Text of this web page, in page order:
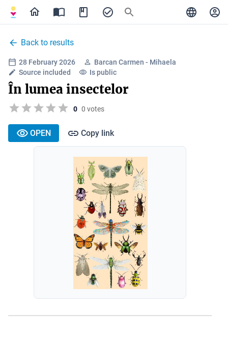
Back to results
28 February 2026
Barcan Carmen - Mihaela
Source included
Is public
În lumea insectelor
0 0 votes
OPEN Copy link